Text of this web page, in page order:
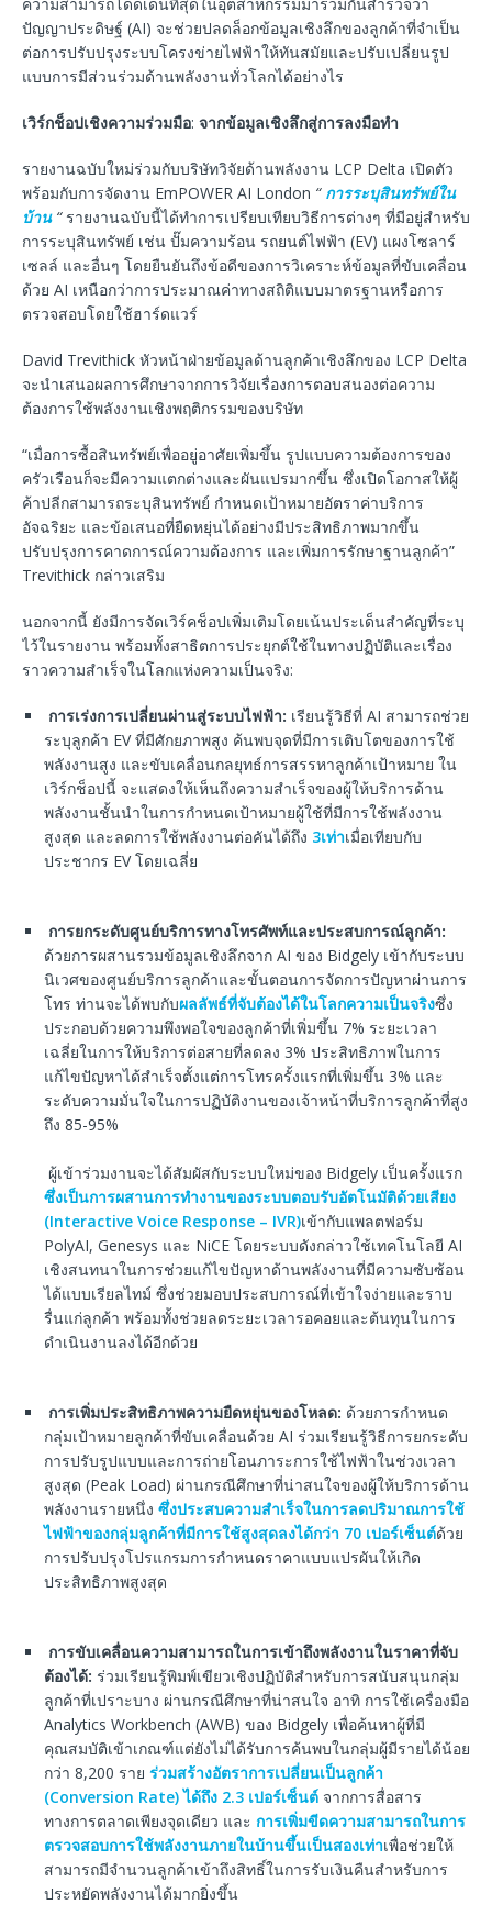
ปัญญาประดิษฐ์ (AI) จะช่วยปลดล็อกข้อมูลเชิงลึกของลูกค้าที่จำเป็น
ต่อการปรับปรุงระบบโครงข่ายไฟฟ้าให้ทันสมัยและปรับเปลี่ยนรูป
แบบการมีส่วนร่วมด้านพลังงานทั่วโลกได้อย่างไร
เวิร์กช็อปเชิงความร่วมมือ: จากข้อมูลเชิงลึกสู่การลงมือทำ
รายงานฉบับใหม่ร่วมกับบริษัทวิจัยด้านพลังงาน LCP Delta เปิดตัว
พร้อมกับการจัดงาน EmPOWER AI London “ การระบุสินทรัพย์ใน
บ้าน “รายงานฉบับนี้ได้ทำการเปรียบเทียบวิธีการต่างๆ ที่มีอยู่สำหรับ
การระบุสินทรัพย์ เช่น ปั๊มความร้อน รถยนต์ไฟฟ้า (EV) แผงโซลาร์
เซลล์ และอื่นๆ โดยยืนยันถึงข้อดีของการวิเคราะห์ข้อมูลที่ขับเคลื่อน
ด้วย AI เหนือกว่าการประมาณค่าทางสถิติแบบมาตรฐานหรือการ
ตรวจสอบโดยใช้ฮาร์ดแวร์
David Trevithick หัวหน้าฝ่ายข้อมูลด้านลูกค้าเชิงลึกของ LCP Delta
จะนำเสนอผลการศึกษาจากการวิจัยเรื่องการตอบสนองต่อความ
ต้องการใช้พลังงานเชิงพฤติกรรมของบริษัท
“เมื่อการซื้อสินทรัพย์เพื่ออยู่อาศัยเพิ่มขึ้น รูปแบบความต้องการของ
ครัวเรือนก็จะมีความแตกต่างและผันแปรมากขึ้น ซึ่งเปิดโอกาสให้ผู้
ค้าปลีกสามารถระบุสินทรัพย์ กำหนดเป้าหมายอัตราค่าบริการ
อัจฉริยะ และข้อเสนอที่ยืดหยุ่นได้อย่างมีประสิทธิภาพมากขึ้น
ปรับปรุงการคาดการณ์ความต้องการ และเพิ่มการรักษาฐานลูกค้า”
Trevithick กล่าวเสริม
นอกจากนี้ ยังมีการจัดเวิร์คช็อปเพิ่มเติมโดยเน้นประเด็นสำคัญที่ระบุ
ไว้ในรายงาน พร้อมทั้งสาธิตการประยุกต์ใช้ในทางปฏิบัติและเรื่อง
ราวความสำเร็จในโลกแห่งความเป็นจริง:
การเร่งการเปลี่ยนผ่านสู่ระบบไฟฟ้า: เรียนรู้วิธีที่ AI สามารถช่วย
ระบุลูกค้า EV ที่มีศักยภาพสูง ค้นพบจุดที่มีการเติบโตของการใช้
พลังงานสูง และขับเคลื่อนกลยุทธ์การสรรหาลูกค้าเป้าหมาย ใน
เวิร์กช็อปนี้ จะแสดงให้เห็นถึงความสำเร็จของผู้ให้บริการด้าน
พลังงานชั้นนำในการกำหนดเป้าหมายผู้ใช้ที่มีการใช้พลังงาน
สูงสุด และลดการใช้พลังงานต่อคันได้ถึง 3เท่าเมื่อเทียบกับ
ประชากร EV โดยเฉลี่ย
การยกระดับศูนย์บริการทางโทรศัพท์และประสบการณ์ลูกค้า:
ด้วยการผสานรวมข้อมูลเชิงลึกจาก AI ของ Bidgely เข้ากับระบบ
นิเวศของศูนย์บริการลูกค้าและขั้นตอนการจัดการปัญหาผ่านการ
โทร ท่านจะได้พบกับผลลัพธ์ที่จับต้องได้ในโลกความเป็นจริงซึ่ง
ประกอบด้วยความพึงพอใจของลูกค้าที่เพิ่มขึ้น 7% ระยะเวลา
เฉลี่ยในการให้บริการต่อสายที่ลดลง 3% ประสิทธิภาพในการ
แก้ไขปัญหาได้สำเร็จตั้งแต่การโทรครั้งแรกที่เพิ่มขึ้น 3% และ
ระดับความมั่นใจในการปฏิบัติงานของเจ้าหน้าที่บริการลูกค้าที่สูง
ถึง 85-95%
ผู้เข้าร่วมงานจะได้สัมผัสกับระบบใหม่ของ Bidgely เป็นครั้งแรก
ซึ่งเป็นการผสานการทำงานของระบบตอบรับอัตโนมัติด้วยเสียง
(Interactive Voice Response – IVR)เข้ากับแพลตฟอร์ม
PolyAI, Genesys และ NiCE โดยระบบดังกล่าวใช้เทคโนโลยี AI
เชิงสนทนาในการช่วยแก้ไขปัญหาด้านพลังงานที่มีความซับซ้อน
ได้แบบเรียลไทม์ ซึ่งช่วยมอบประสบการณ์ที่เข้าใจง่ายและราบ
รื่นแก่ลูกค้า พร้อมทั้งช่วยลดระยะเวลารอคอยและต้นทุนในการ
ดำเนินงานลงได้อีกด้วย
การเพิ่มประสิทธิภาพความยืดหยุ่นของโหลด: ด้วยการกำหนด
กลุ่มเป้าหมายลูกค้าที่ขับเคลื่อนด้วย AI ร่วมเรียนรู้วิธีการยกระดับ
การปรับรูปแบบและการถ่ายโอนภาระการใช้ไฟฟ้าในช่วงเวลา
สูงสุด (Peak Load) ผ่านกรณีศึกษาที่น่าสนใจของผู้ให้บริการด้าน
พลังงานรายหนึ่ง ซึ่งประสบความสำเร็จในการลดปริมาณการใช้
ไฟฟ้าของกลุ่มลูกค้าที่มีการใช้สูงสุดลงได้กว่า 70 เปอร์เซ็นต์ด้วย
การปรับปรุงโปรแกรมการกำหนดราคาแบบแปรผันให้เกิด
ประสิทธิภาพสูงสุด
การขับเคลื่อนความสามารถในการเข้าถึงพลังงานในราคาที่จับ
ต้องได้: ร่วมเรียนรู้พิมพ์เขียวเชิงปฏิบัติสำหรับการสนับสนุนกลุ่ม
ลูกค้าที่เปราะบาง ผ่านกรณีศึกษาที่น่าสนใจ อาทิ การใช้เครื่องมือ
Analytics Workbench (AWB) ของ Bidgely เพื่อค้นหาผู้ที่มี
คุณสมบัติเข้าเกณฑ์แต่ยังไม่ได้รับการค้นพบในกลุ่มผู้มีรายได้น้อย
กว่า 8,200 ราย ร่วมสร้างอัตราการเปลี่ยนเป็นลูกค้า
(Conversion Rate) ได้ถึง 2.3 เปอร์เซ็นต์ จากการสื่อสาร
ทางการตลาดเพียงจุดเดียว และ การเพิ่มขีดความสามารถในการ
ตรวจสอบการใช้พลังงานภายในบ้านขึ้นเป็นสองเท่าเพื่อช่วยให้
สามารถมีจำนวนลูกค้าเข้าถึงสิทธิ์ในการรับเงินคืนสำหรับการ
ประหยัดพลังงานได้มากยิ่งขึ้น